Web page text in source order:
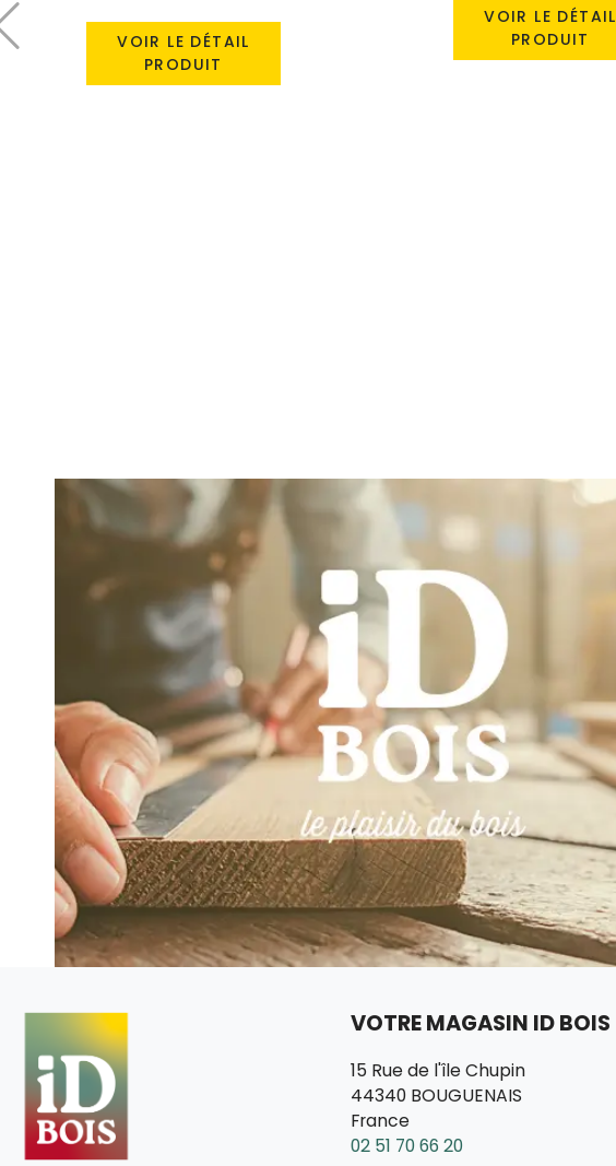
VOIR LE DÉTAIL
PRODUIT
VOIR LE DÉTAIL
PRODUIT
Précédent
VOTRE MAGASIN ID BOIS
15 Rue de l'île Chupin
44340 BOUGUENAIS
France
02 51 70 66 20